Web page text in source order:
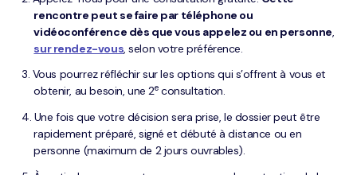
rencontre peut se faire par téléphone ou
vidéoconférence dès que vous appelez ou en personne,
sur rendez-vous, selon votre préférence.
Vous pourrez réfléchir sur les options qui s’offrent à vous et
obtenir, au besoin, une 2econsultation.
Une fois que votre décision sera prise, le dossier peut être
rapidement préparé, signé et débuté à distance ou en
personne (maximum de 2 jours ouvrables).